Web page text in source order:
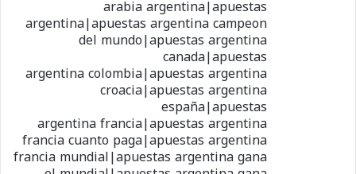
arabia argentina|apuestas
argentina|apuestas argentina campeon
del mundo|apuestas argentina
canada|apuestas
argentina colombia|apuestas argentina
croacia|apuestas argentina
españa|apuestas
argentina francia|apuestas argentina
francia cuanto paga|apuestas argentina
francia mundial|apuestas argentina gana